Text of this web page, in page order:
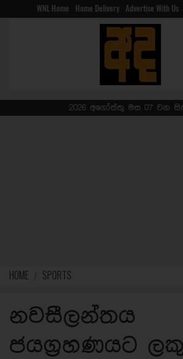
WNL Home Home Delivery Advertise With Us
2026 අගෝස්තු මස 07 වන
HOME SPORTS
නවසීලන්තය
ජයග්‍රහණයට